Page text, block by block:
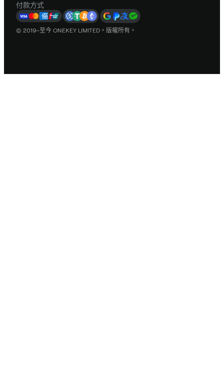
付款方式
© 2019–至今 ONEKEY LIMITED。版權所有。